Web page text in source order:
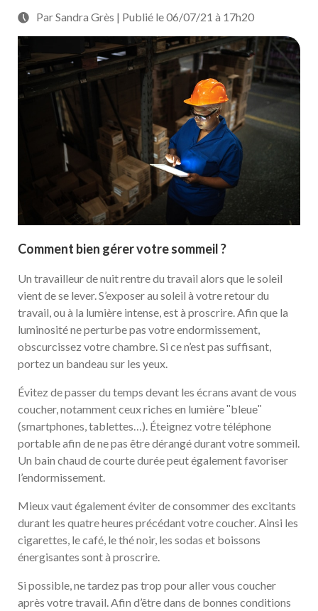
Par Sandra Grès | Publié le 06/07/21 à 17h20
Comment bien gérer votre sommeil ?
Un travailleur de nuit rentre du travail alors que le soleil
vient de se lever. S’exposer au soleil à votre retour du
travail, ou à la lumière intense, est à proscrire. Afin que la
luminosité ne perturbe pas votre endormissement,
obscurcissez votre chambre. Si ce n’est pas suffisant,
portez un bandeau sur les yeux.
Évitez de passer du temps devant les écrans avant de vous
coucher, notamment ceux riches en lumière ʺbleueʺ
(smartphones, tablettes…). Éteignez votre téléphone
portable afin de ne pas être dérangé durant votre sommeil.
Un bain chaud de courte durée peut également favoriser
l’endormissement.
Mieux vaut également éviter de consommer des excitants
durant les quatre heures précédant votre coucher. Ainsi les
cigarettes, le café, le thé noir, les sodas et boissons
énergisantes sont à proscrire.
Si possible, ne tardez pas trop pour aller vous coucher
après votre travail. Afin d’être dans de bonnes conditions